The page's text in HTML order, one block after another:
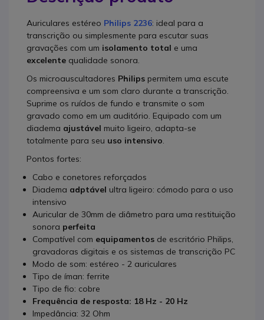
Auriculares estéreo Philips 2236: ideal para a
transcrição ou simplesmente para escutar suas
gravações com um isolamento total e uma
excelente qualidade sonora.
Os microauscultadores Philips permitem uma escute
compreensiva e um som claro durante a transcrição.
Suprime os ruídos de fundo e transmite o som
gravado como em um auditório. Equipado com um
diadema ajustável muito ligeiro, adapta-se
totalmente para seu uso intensivo.
Pontos fortes:
Cabo e conetores reforçados
Diadema adptável ultra ligeiro: cómodo para o uso
intensivo
Auricular de 30mm de diâmetro para uma restituição
sonora perfeita
Compatível com equipamentos de escritório Philips,
gravadoras digitais e os sistemas de transcrição PC
Modo de som: estéreo - 2 auriculares
Tipo de íman: ferrite
Tipo de fio: cobre
Frequência de resposta: 18 Hz - 20 Hz
Impedância: 32 Ohm